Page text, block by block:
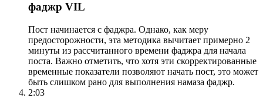
фаджр VIL
Пост начинается с фаджра. Однако, как меру
предосторожности, эта методика вычитает примерно 2
минуты из рассчитанного времени фаджра для начала
поста. Важно отметить, что хотя эти скорректированные
временные показатели позволяют начать пост, это может
быть слишком рано для выполнения намаза фаджр.
2:03